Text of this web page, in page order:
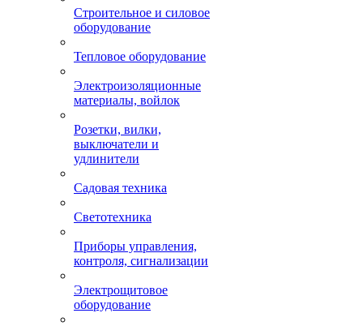
Строительное и силовое
оборудование
Тепловое оборудование
Электроизоляционные
материалы, войлок
Розетки, вилки,
выключатели и
удлинители
Садовая техника
Светотехника
Приборы управления,
контроля, сигнализации
Электрощитовое
оборудование